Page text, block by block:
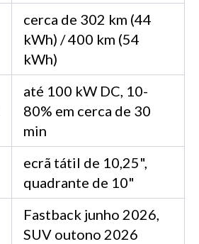
cerca de 302 km (44
kWh) / 400 km (54
kWh)
até 100 kW DC, 10-
80% em cerca de 30
min
ecrã tátil de 10,25",
quadrante de 10"
Fastback junho 2026,
SUV outono 2026